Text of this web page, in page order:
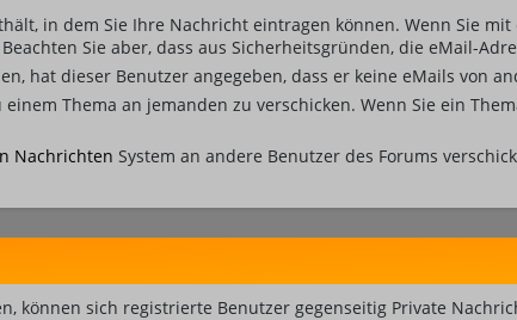
in dem Sie Ihre Nachricht eintragen können. Wenn Sie
Sie aber, dass aus Sicherheitsgründen, die eMail-
hat dieser Benutzer angegeben, dass er keine eMails von
Thema an jemanden zu verschicken. Wenn Sie ein
Nachrichten System an andere Benutzer des Forums
können sich registrierte Benutzer gegenseitig Private